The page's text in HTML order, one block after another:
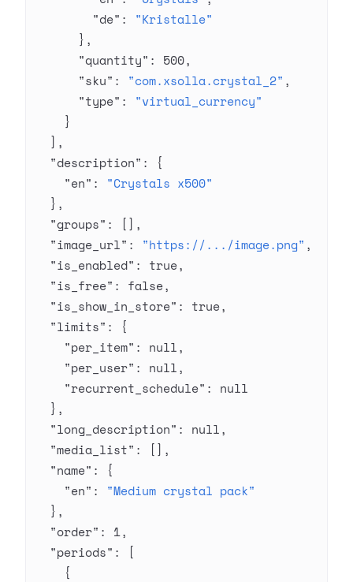
        "de"
: "Kristalle"
      },
      "quantity"
: 500,
      "sku"
: "com.xsolla.crystal_2" ,
      "type"
: "virtual_currency"
    }
  ],
  "description"
: {
    "en"
: "Crystals x500"
  },
  "groups"
: [],
  "image_url"
: "https://.../image.png" ,
  "is_enabled"
: true,
  "is_free"
: false,
  "is_show_in_store"
: true,
  "limits"
: {
    "per_item"
: null,
    "per_user"
: null,
    "recurrent_schedule"
: null
  },
  "long_description"
: null,
  "media_list"
: [],
  "name"
: {
    "en"
: "Medium crystal pack"
  },
  "order"
: 1,
  "periods"
: [
    {